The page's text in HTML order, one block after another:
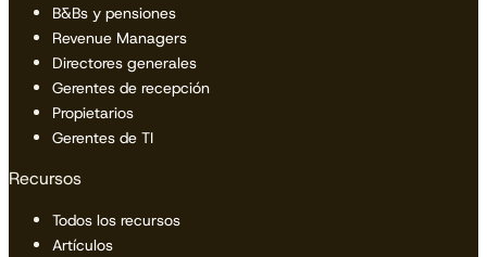
B&Bs y pensiones
Revenue Managers
Directores generales
Gerentes de recepción
Propietarios
Gerentes de TI
Recursos
Todos los recursos
Artículos